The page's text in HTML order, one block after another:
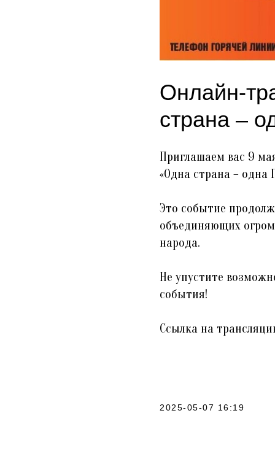
Онлайн-
страна –
Приглашаем вас 9
«Одна страна – одна
Это событие
объединяющих
народа.
Не упустите
события!
Ссылка на
2025-05-07 16:19